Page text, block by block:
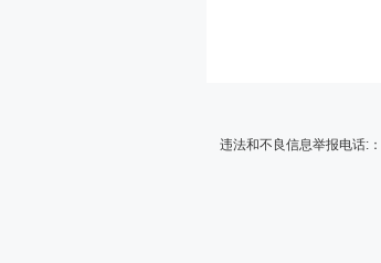
违法和不良信息举报电话:：